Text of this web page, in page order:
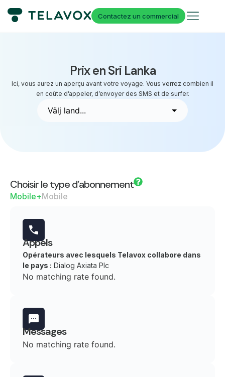
Contactez un commercial
Prix en Sri Lanka
Ici, vous aurez un aperçu avant votre voyage. Vous verrez combien il
en coûte d’appeler, d’envoyer des SMS et de surfer.
Choisir le type d’abonnement
Mobile+Mobile
Appels
Opérateurs avec lesquels Telavox collabore dans
le pays : Dialog Axiata Plc
No matching rate found.
Messages
No matching rate found.